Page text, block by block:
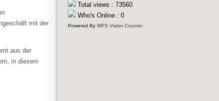
mit der
aus der
in diesem
Total views : 73560
Who's Online : 0
Powered By WPS Visitor Counter